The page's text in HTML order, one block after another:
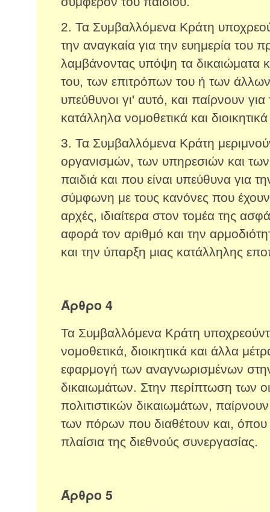
2. Τα Συμβαλλόμενα Κράτη
την αναγκαία για την ευημερία του
λαμβάνοντας υπόψη τα δικαιώματα
του, των επιτρόπων του ή των
υπεύθυνοι γι' αυτό, και παίρνουν
κατάλληλα νομοθετικά και
3. Τα Συμβαλλόμενα Κράτη
οργανισμών, των υπηρεσιών και
παιδιά και που είναι υπεύθυνα για
σύμφωνη με τους κανόνες που έχουν
αρχές, ιδιαίτερα στον τομέα της
αφορά τον αριθμό και την
και την ύπαρξη μιας κατάλληλης
Άρθρο 4
Τα Συμβαλλόμενα Κράτη
νομοθετικά, διοικητικά και άλλα
εφαρμογή των αναγνωρισμένων
δικαιωμάτων. Στην περίπτωση των
πολιτιστικών δικαιωμάτων,
των πόρων που διαθέτουν και, όπου
πλαίσια της διεθνούς συνεργασίας.
Άρθρο 5